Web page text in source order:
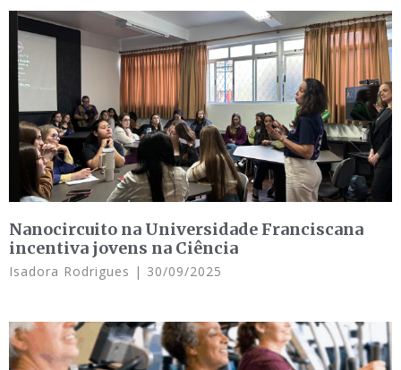
Nanocircuito na Universidade Franciscana
incentiva jovens na Ciência
Isadora Rodrigues 30/09/2025